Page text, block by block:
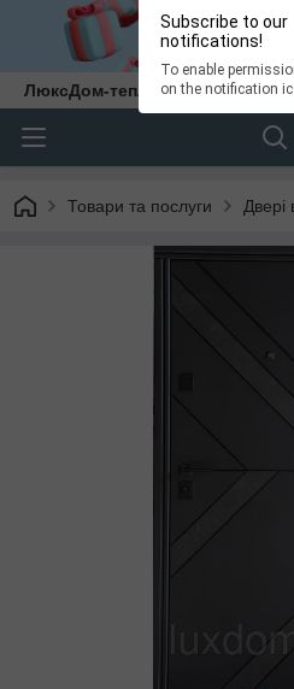
Subscribe to our
notifications!
To enable
on the notification
ЛюксДом-тепло та затишок у
Товари та послуги Двері